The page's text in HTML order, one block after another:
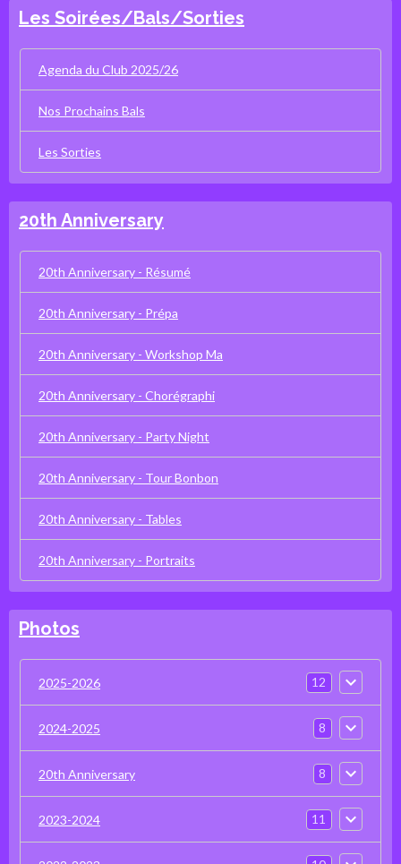
Les Soirées/Bals/Sorties
Agenda du Club 2025/26
Nos Prochains Bals
Les Sorties
20th Anniversary
20th Anniversary - Résumé
20th Anniversary - Prépa
20th Anniversary - Workshop Ma
20th Anniversary - Chorégraphi
20th Anniversary - Party Night
20th Anniversary - Tour Bonbon
20th Anniversary - Tables
20th Anniversary - Portraits
Photos
2025-2026 12
2024-2025 8
20th Anniversary 8
2023-2024 11